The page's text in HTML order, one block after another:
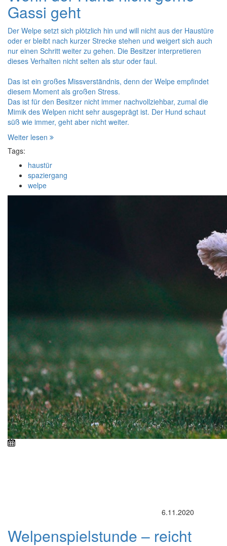
Gassi geht
Der Welpe setzt sich plötzlich hin und will nicht aus der Haustüre
oder er bleibt nach kurzer Strecke stehen und weigert sich auch
nur einen Schritt weiter zu gehen. Die Besitzer interpretieren
dieses Verhalten nicht selten als stur oder faul.
Das ist ein großes Missverständnis, denn der Welpe empfindet
diesem Moment als großen Stress.
Das ist für den Besitzer nicht immer nachvollziehbar, zumal die
Mimik des Welpen nicht sehr ausgeprägt ist. Der Hund schaut
süß wie immer, geht aber nicht weiter.
Weiter lesen
Tags:
haustür
spaziergang
welpe
6.11.2020
Welpenspielstunde – reicht